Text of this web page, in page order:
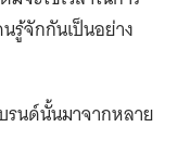
รู้จักกันเป็นอย่าง
รนด์นั้นมาจากหลาย